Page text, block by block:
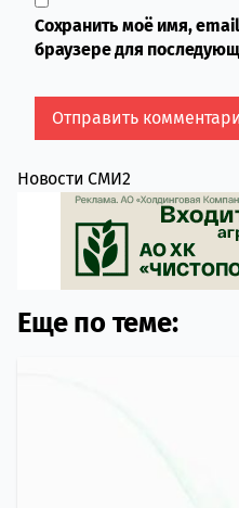
Сохранить моё имя,
браузере для
Новости СМИ2
Еще по теме: